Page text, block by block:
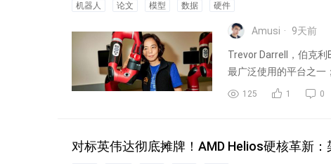
机器人 论文 模型 数据 硬件
Amusi 9天前
Trevor Darrell，伯克
最广泛使用的平台之一；
125 1 0
对标英伟达彻底摊牌！AMD Helios硬核革新：